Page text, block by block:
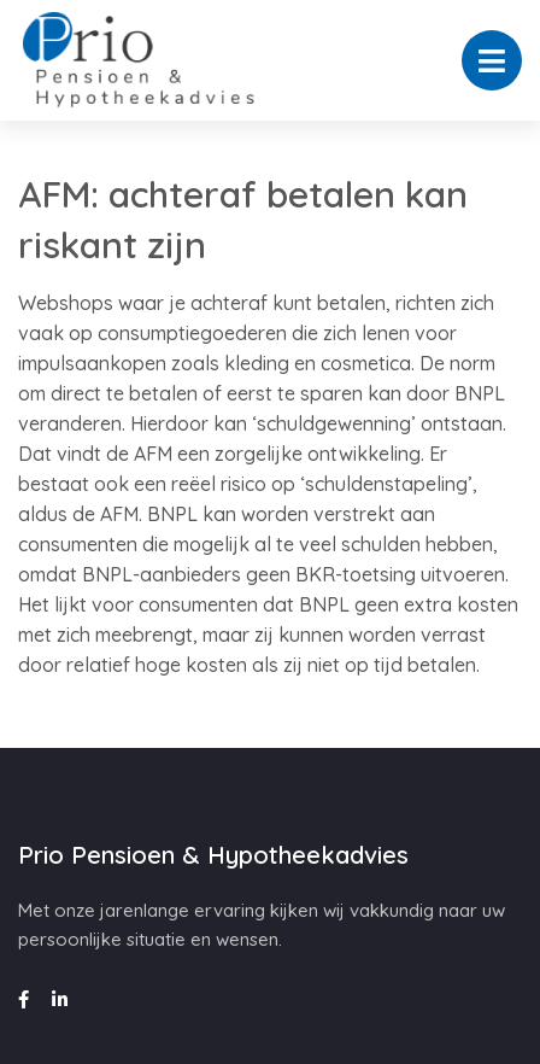
AFM: achteraf betalen kan
riskant zijn
Webshops waar je achteraf kunt betalen, richten zich
vaak op consumptiegoederen die zich lenen voor
impulsaankopen zoals kleding en cosmetica. De norm
om direct te betalen of eerst te sparen kan door BNPL
veranderen. Hierdoor kan ‘schuldgewenning’ ontstaan.
Dat vindt de AFM een zorgelijke ontwikkeling. Er
bestaat ook een reëel risico op ‘schuldenstapeling’,
aldus de AFM. BNPL kan worden verstrekt aan
consumenten die mogelijk al te veel schulden hebben,
omdat BNPL-aanbieders geen BKR-toetsing uitvoeren.
Het lijkt voor consumenten dat BNPL geen extra kosten
met zich meebrengt, maar zij kunnen worden verrast
door relatief hoge kosten als zij niet op tijd betalen.
Prio Pensioen & Hypotheekadvies
Met onze jarenlange ervaring kijken wij vakkundig naar uw
persoonlijke situatie en wensen.